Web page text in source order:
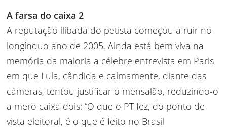
A farsa do caixa 2
A reputação ilibada do petista começou a ruir no
longínquo ano de 2005. Ainda está bem viva na
memória da maioria a célebre entrevista em Paris
em que Lula, cândida e calmamente, diante das
câmeras, tentou justificar o mensalão, reduzindo-o
a mero caixa dois: “O que o PT fez, do ponto de
vista eleitoral, é o que é feito no Brasil